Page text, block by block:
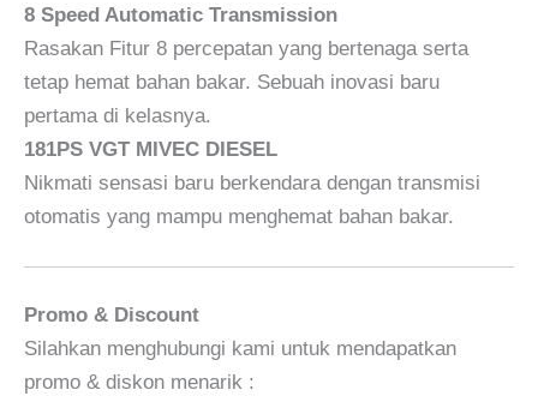
8 Speed Automatic Transmission
Rasakan Fitur 8 percepatan yang bertenaga serta
tetap hemat bahan bakar. Sebuah inovasi baru
pertama di kelasnya.
181PS VGT MIVEC DIESEL
Nikmati sensasi baru berkendara dengan transmisi
otomatis yang mampu menghemat bahan bakar.
Promo & Discount
Silahkan menghubungi kami untuk mendapatkan
promo & diskon menarik :